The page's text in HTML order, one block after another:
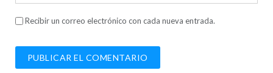
Recibir un correo electrónico con cada nueva entrada.